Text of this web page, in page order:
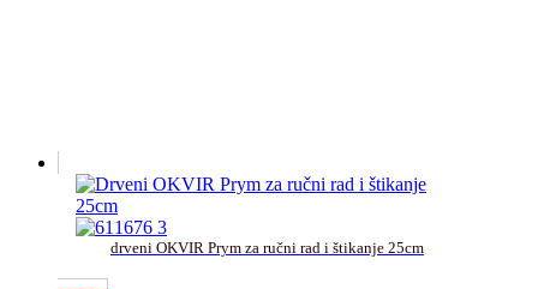
drveni OKVIR Prym za ručni rad i štikanje 25cm﻿